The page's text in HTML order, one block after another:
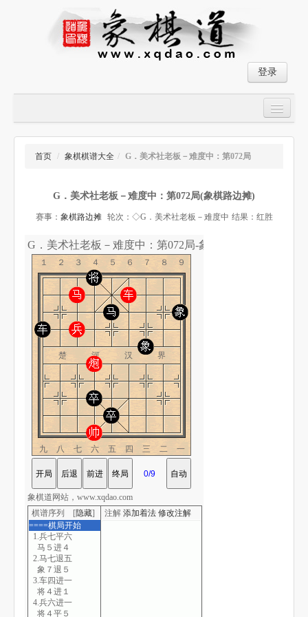
登录
大师对局
象棋棋谱
象棋小游戏
首页 / 象棋棋谱大全 / G．美术社老板－难度中：第072局
G．美术社老板－难度中：第072局(象棋路边摊)
赛事： 象棋路边摊 轮次：◇G．美术社老板－难度中 结果：红胜
G．美术社老板－难度中：第072局-象棋道
１２３４５６７８９
楚 河 汉 界
九八七六五四三二一
棋谱序列 [隐藏]
====棋局开始
1.兵七平六
马５进４
2.马七退五
象７退５
3.车四进一
将４进１
4.兵六进一
将４平５
注解 添加着法 修改注解
象棋道网站，www.xqdao.com